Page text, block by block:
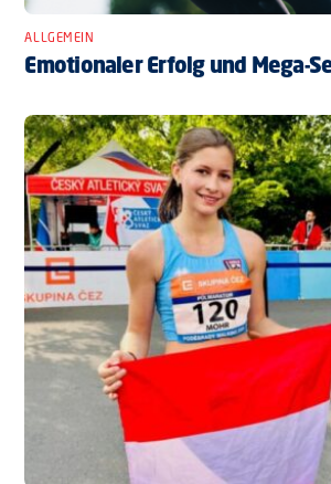
ALLGEMEIN
Emotionaler Erfolg und Mega-